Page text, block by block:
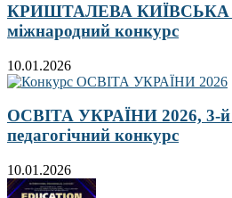
КРИШТАЛЕВА КИЇВСЬКА
міжнародний конкурс
10.01.2026
ОСВІТА УКРАЇНИ 2026, 3-й
педагогічний конкурс
10.01.2026